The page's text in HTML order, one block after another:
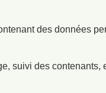
des données
suivi des contenants,